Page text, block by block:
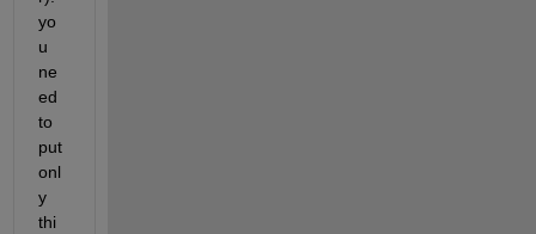
yo
u
ne
ed
to
put
onl
y
thi